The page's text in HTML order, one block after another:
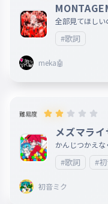
全部見てほしい
はその歌詞を
ます
#歌詞
meka🤖
難易度
メズマラ
かんじつかえな
#歌詞 #
初音ミク